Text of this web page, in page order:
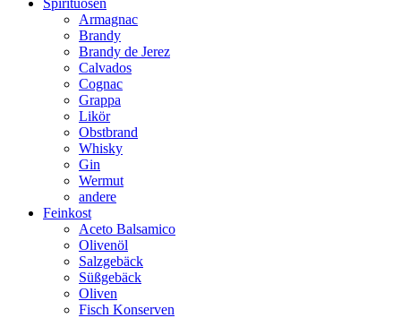
Spirituosen
Armagnac
Brandy
Brandy de Jerez
Calvados
Cognac
Grappa
Likör
Obstbrand
Whisky
Gin
Wermut
andere
Feinkost
Aceto Balsamico
Olivenöl
Salzgebäck
Süßgebäck
Oliven
Fisch Konserven